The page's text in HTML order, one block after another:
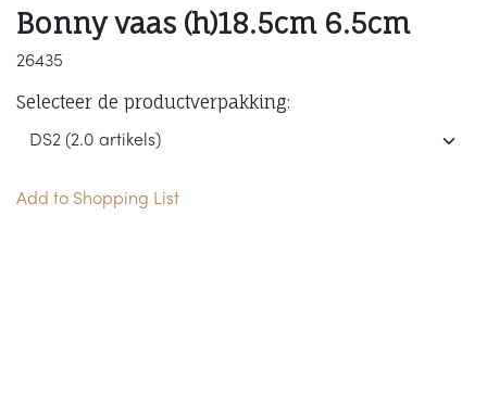
Bonny vaas (h)18.5cm 6.5cm
26435
Selecteer de productverpakking:
Add to Shopping List